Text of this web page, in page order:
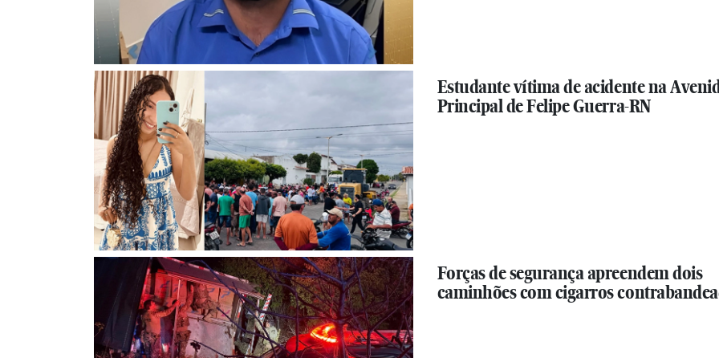
Estudante vítima de acidente na
Principal de Felipe Guerra-RN
Forças de segurança apreendem dois
caminhões com cigarros